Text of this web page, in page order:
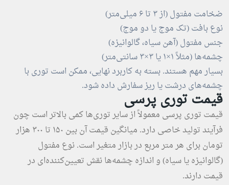
ضخامت مفتول (از ۳ تا ۶ میلی‌متر)
نوع بافت (تک موج یا دو موج)
جنس مفتول (آهن سیاه، گالوانیزه)
چشمه‌ها (مثلاً ۱×۱ یا ۳×۳ سانتی‌متر)
بسیار مهم هستند. بسته به کاربرد نهایی، ممکن است توری با
چشمه‌های درشت یا ریز سفارش داده شود.
قیمت توری پرسی
قیمت توری پرسی معمولاً از سایر توری‌ها کمی بالاتر است چون
فرآیند تولید خاصی دارد. میانگین قیمت آن بین ۱۵۰ تا ۳۰۰ هزار
تومان برای هر متر مربع در بازار متغیر است. نوع مفتول
(گالوانیزه یا سیاه) و اندازه چشمه‌ها نقش تعیین‌کننده‌ای در
قیمت دارند.